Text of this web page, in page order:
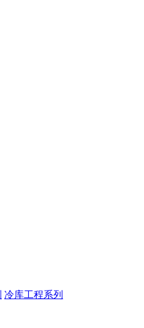
冷库工程系列